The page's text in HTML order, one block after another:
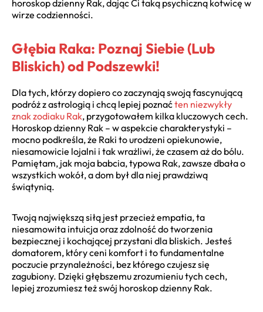
horoskop dzienny Rak, dając Ci taką psychiczną kotwicę w
wirze codzienności.
Głębia Raka: Poznaj Siebie (Lub
Bliskich) od Podszewki!
Dla tych, którzy dopiero co zaczynają swoją fascynującą
podróż z astrologią i chcą lepiej poznaćten niezwykły
znak zodiaku Rak, przygotowałem kilka kluczowych cech.
Horoskop dzienny Rak – w aspekcie charakterystyki –
mocno podkreśla, że Raki to urodzeni opiekunowie,
niesamowicie lojalni i tak wrażliwi, że czasem aż do bólu.
Pamiętam, jak moja babcia, typowa Rak, zawsze dbała o
wszystkich wokół, a dom był dla niej prawdziwą
świątynią.
Twoją największą siłą jest przecież empatia, ta
niesamowita intuicja oraz zdolność do tworzenia
bezpiecznej i kochającej przystani dla bliskich. Jesteś
domatorem, który ceni komfort i to fundamentalne
poczucie przynależności, bez którego czujesz się
zagubiony. Dzięki głębszemu zrozumieniu tych cech,
lepiej zrozumiesz też swój horoskop dzienny Rak.